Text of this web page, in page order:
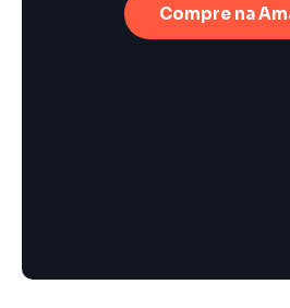
Compre na